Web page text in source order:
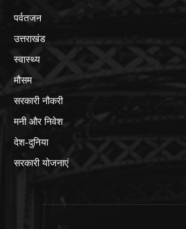
पर्वतजन
उत्तराखंड
स्वास्थ्य
मौसम
सरकारी नौकरी
मनी और निवेश
देश-दुनिया
सरकारी योजनाएं